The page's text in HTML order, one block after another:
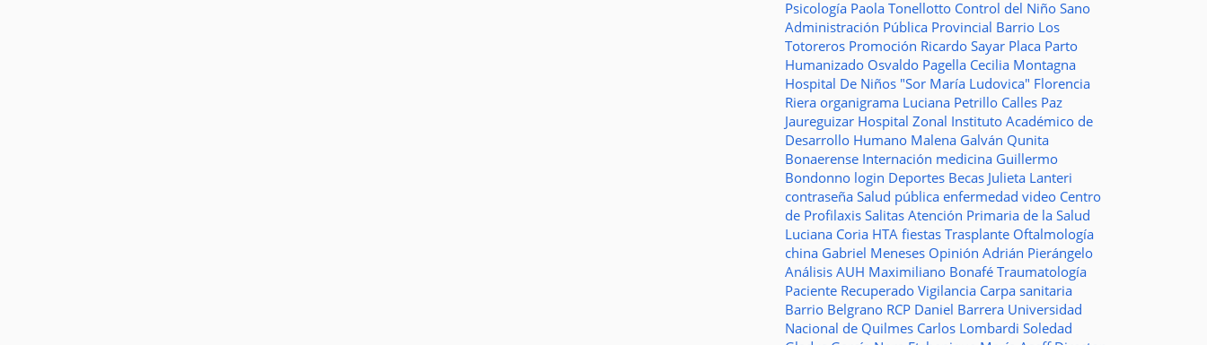
Psicología Paola Tonellotto Control del Niño Sano
Administración Pública Provincial Barrio Los
Totoreros Promoción Ricardo Sayar Placa Parto
Humanizado Osvaldo Pagella Cecilia Montagna
Hospital De Niños "Sor María Ludovica" Florencia
Riera organigrama Luciana Petrillo Calles Paz
Jaureguizar Hospital Zonal Instituto Académico de
Desarrollo Humano Malena Galván Qunita
Bonaerense Internación medicina Guillermo
Bondonno login Deportes Becas Julieta Lanteri
contraseña Salud pública enfermedad video Centro
de Profilaxis Salitas Atención Primaria de la Salud
Luciana Coria HTA fiestas Trasplante Oftalmología
china Gabriel Meneses Opinión Adrián Pierángelo
Análisis AUH Maximiliano Bonafé Traumatología
Paciente Recuperado Vigilancia Carpa sanitaria
Barrio Belgrano RCP Daniel Barrera Universidad
Nacional de Quilmes Carlos Lombardi Soledad